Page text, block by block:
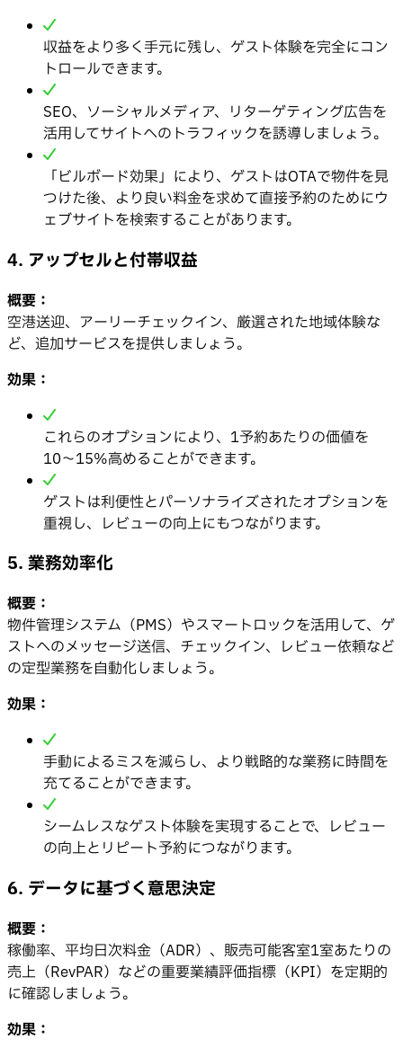
収益をより多く手元に残し、ゲスト体験を完全にコン
トロールできます。
SEO、ソーシャルメディア、リターゲティング広告を
活用してサイトへのトラフィックを誘導しましょう。
「ビルボード効果」により、ゲストはOTAで物件を見
つけた後、より良い料金を求めて直接予約のためにウ
ェブサイトを検索することがあります。
4. アップセルと付帯収益
概要：
空港送迎、アーリーチェックイン、厳選された地域体験な
ど、追加サービスを提供しましょう。
効果：
これらのオプションにより、1予約あたりの価値を
10〜15%高めることができます。
ゲストは利便性とパーソナライズされたオプションを
重視し、レビューの向上にもつながります。
5. 業務効率化
概要：
物件管理システム（PMS）やスマートロックを活用して、ゲ
ストへのメッセージ送信、チェックイン、レビュー依頼など
の定型業務を自動化しましょう。
効果：
手動によるミスを減らし、より戦略的な業務に時間を
充てることができます。
シームレスなゲスト体験を実現することで、レビュー
の向上とリピート予約につながります。
6. データに基づく意思決定
概要：
稼働率、平均日次料金（ADR）、販売可能客室1室あたりの
売上（RevPAR）などの重要業績評価指標（KPI）を定期的
に確認しましょう。
効果：